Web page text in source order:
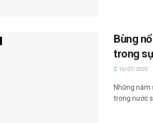
Bùng
trong
16/07/2025
Những năm
trong nước